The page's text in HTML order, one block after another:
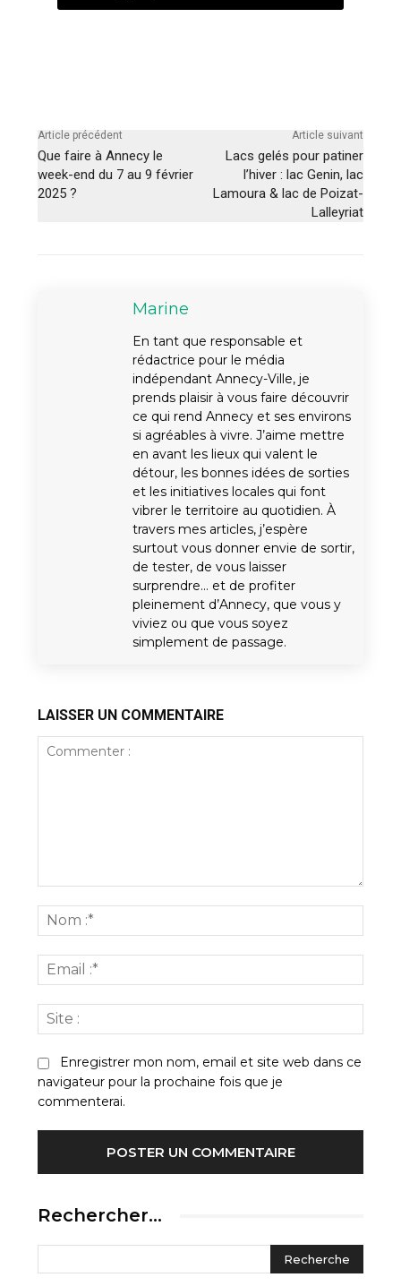
Article précédent
Que faire à Annecy le
week-end du 7 au 9 février
2025 ?
Article suivant
Lacs gelés pour patiner
l’hiver : lac Genin, lac
Lamoura & lac de Poizat-
Lalleyriat
Marine
En tant que responsable et
rédactrice pour le média
indépendant Annecy-Ville, je
prends plaisir à vous faire découvrir
ce qui rend Annecy et ses environs
si agréables à vivre. J’aime mettre
en avant les lieux qui valent le
détour, les bonnes idées de sorties
et les initiatives locales qui font
vibrer le territoire au quotidien. À
travers mes articles, j’espère
surtout vous donner envie de sortir,
de tester, de vous laisser
surprendre… et de profiter
pleinement d’Annecy, que vous y
viviez ou que vous soyez
simplement de passage.
LAISSER UN COMMENTAIRE
:*
:*
:
Enregistrer mon nom, email et site web dans ce
navigateur pour la prochaine fois que je
commenterai.
Rechercher…